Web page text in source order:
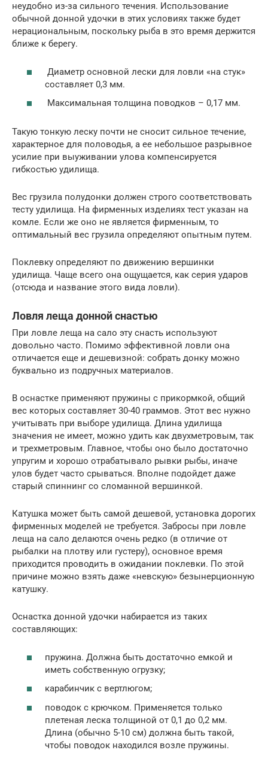
неудобно из-за сильного течения. Использование
обычной донной удочки в этих условиях также будет
нерациональным, поскольку рыба в это время держится
ближе к берегу.
Диаметр основной лески для ловли «на стук»
составляет 0,3 мм.
Максимальная толщина поводков – 0,17 мм.
Такую тонкую леску почти не сносит сильное течение,
характерное для половодья, а ее небольшое разрывное
усилие при выуживании улова компенсируется
гибкостью удилища.
Вес грузила полудонки должен строго соответствовать
тесту удилища. На фирменных изделиях тест указан на
комле. Если же оно не является фирменным, то
оптимальный вес грузила определяют опытным путем.
Поклевку определяют по движению вершинки
удилища. Чаще всего она ощущается, как серия ударов
(отсюда и название этого вида ловли).
Ловля леща донной снастью
При ловле леща на сало эту снасть используют
довольно часто. Помимо эффективной ловли она
отличается еще и дешевизной: собрать донку можно
буквально из подручных материалов.
В оснастке применяют пружины с прикормкой, общий
вес которых составляет 30-40 граммов. Этот вес нужно
учитывать при выборе удилища. Длина удилища
значения не имеет, можно удить как двухметровым, так
и трехметровым. Главное, чтобы оно было достаточно
упругим и хорошо отрабатывало рывки рыбы, иначе
улов будет часто срываться. Вполне подойдет даже
старый спиннинг со сломанной вершинкой.
Катушка может быть самой дешевой, установка дорогих
фирменных моделей не требуется. Забросы при ловле
леща на сало делаются очень редко (в отличие от
рыбалки на плотву или густеру), основное время
приходится проводить в ожидании поклевки. По этой
причине можно взять даже «невскую» безынерционную
катушку.
Оснастка донной удочки набирается из таких
составляющих:
пружина. Должна быть достаточно емкой и
иметь собственную огрузку;
карабинчик с вертлюгом;
поводок с крючком. Применяется только
плетеная леска толщиной от 0,1 до 0,2 мм.
Длина (обычно 5-10 см) должна быть такой,
чтобы поводок находился возле пружины.